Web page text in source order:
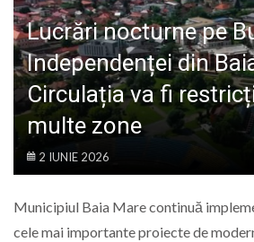
LIFE
Lucrări nocturne pe
Independenței din
Circulația va fi
multe zone
2 IUNIE 2026
Municipiul Baia Mare continuă
cele mai importante proiecte de